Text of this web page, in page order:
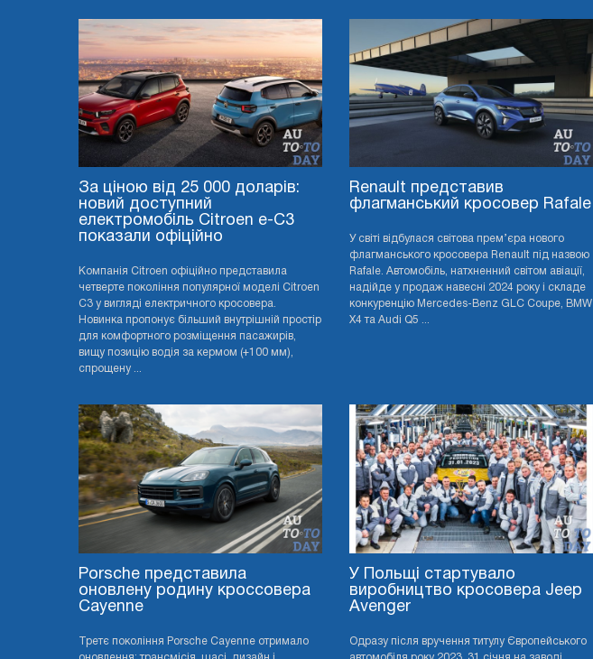
За ціною від 25 000 доларів:
новий доступний
електромобіль Citroen e-C3
показали офіційно
Компанія Citroen офіційно представила
четверте покоління популярної моделі Citroen
C3 у вигляді електричного кросовера.
Новинка пропонує більший внутрішній простір
для комфортного розміщення пасажирів,
вищу позицію водія за кермом (+100 мм),
спрощену ...
Renault представив
флагманський кросовер Rafale
У світі відбулася світова прем’єра нового
флагманського кросовера Renault під назвою
Rafale. Автомобіль, натхненний світом авіації,
надійде у продаж навесні 2024 року і складе
конкуренцію Mercedes-Benz GLC Coupe, BMW
X4 та Audi Q5 ...
Porsche представила
оновлену родину кроссовера
Cayenne
Третє покоління Porsche Cayenne отримало
У Польщі стартувало
виробництво кросовера Jeep
Avenger
Одразу після вручення титулу Європейського